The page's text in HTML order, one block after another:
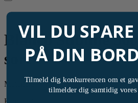
Blanco Subline
sort
Materiale
Komposit
VIL DU
PÅ DIN
Tilmeld dig konkurrencen om et
tilmelder dig samtidig vores